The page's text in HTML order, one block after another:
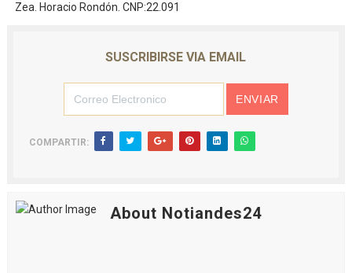
Zea. Horacio Rondón. CNP:22.091
SUSCRIBIRSE VIA EMAIL
COMPARTIR:
About Notiandes24